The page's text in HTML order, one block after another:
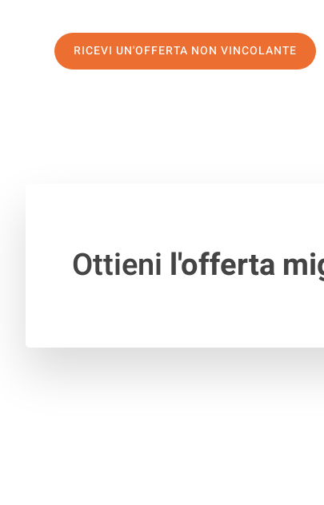
RICEVI UN'OFFERTA NON VINCOLANTE
Ottieni l'offerta